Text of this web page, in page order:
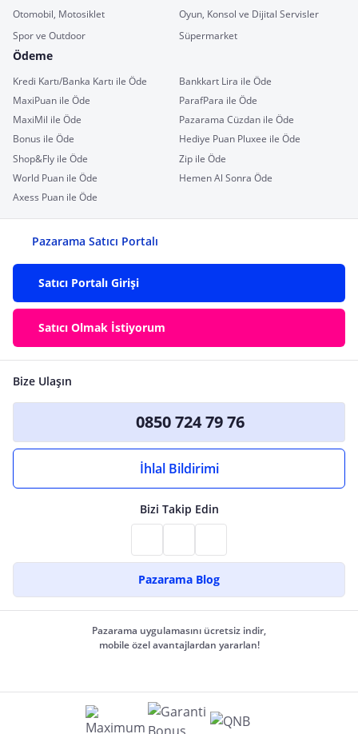
Otomobil, Motosiklet
Oyun, Konsol ve Dijital Servisler
Spor ve Outdoor
Süpermarket
Ödeme
Kredi Kartı/Banka Kartı ile Öde
Bankkart Lira ile Öde
MaxiPuan ile Öde
ParafPara ile Öde
MaxiMil ile Öde
Pazarama Cüzdan ile Öde
Bonus ile Öde
Hediye Puan Pluxee ile Öde
Shop&Fly ile Öde
Zip ile Öde
World Puan ile Öde
Hemen Al Sonra Öde
Axess Puan ile Öde
Pazarama Satıcı Portalı
Satıcı Portalı Girişi
Satıcı Olmak İstiyorum
Bize Ulaşın
0850 724 79 76
İhlal Bildirimi
Bizi Takip Edin
Pazarama Blog
Pazarama uygulamasını ücretsiz indir,
mobile özel avantajlardan yararlan!